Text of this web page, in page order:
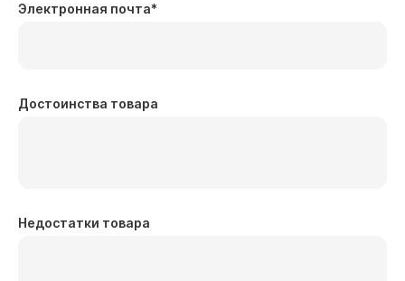
Электронная почта*
Достоинства товара
Недостатки товара